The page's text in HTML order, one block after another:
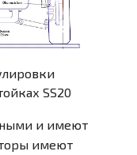
SS20
и имеют
имеют